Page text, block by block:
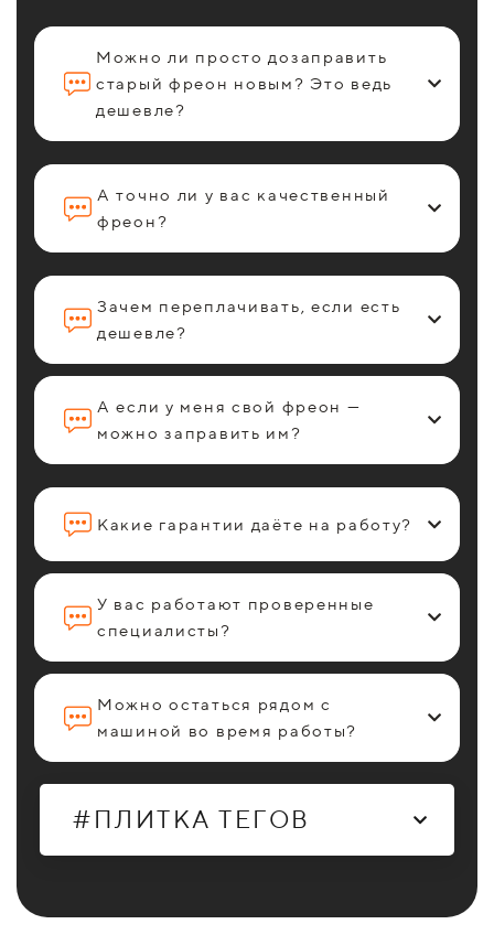
Можно ли просто дозаправить
старый фреон новым? Это ведь
дешевле?
А точно ли у вас качественный
фреон?
Зачем переплачивать, если есть
дешевле?
А если у меня свой фреон —
можно заправить им?
Какие гарантии даёте на работу?
У вас работают проверенные
специалисты?
Можно остаться рядом с
машиной во время работы?
#ПЛИТКА ТЕГОВ